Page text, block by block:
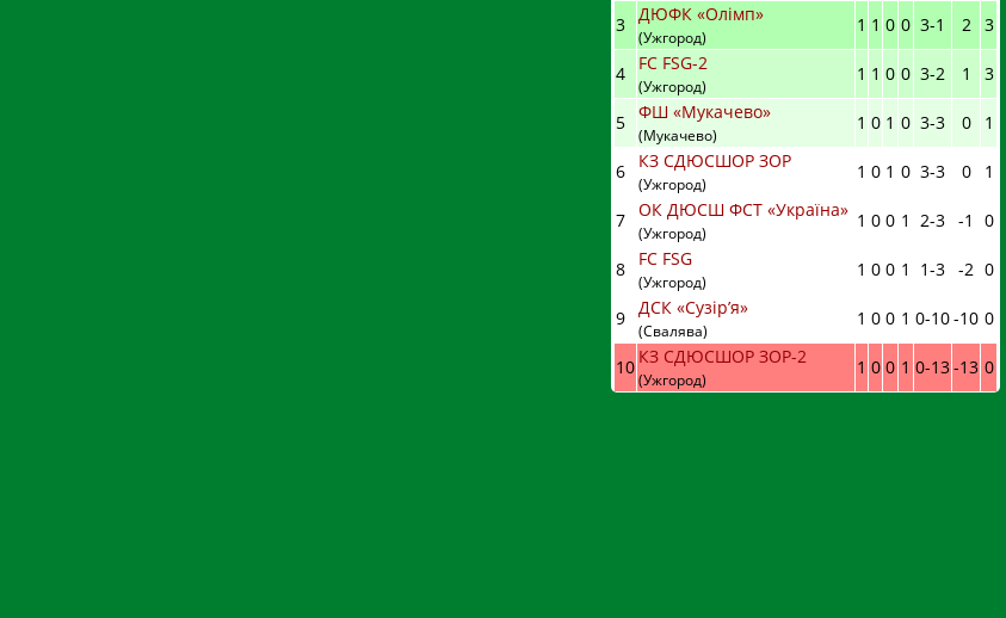
3 ДЮФК «Олімп»
(Ужгород)
1 1 0 0 3-1 2 3
4 FC FSG-2
(Ужгород)
1 1 0 0 3-2 1 3
5 ФШ «Мукачево»
(Мукачево)
1 0 1 0 3-3 0 1
6 КЗ СДЮСШОР ЗОР
(Ужгород)
1 0 1 0 3-3 0 1
7 ОК ДЮСШ ФСТ «Україна»
(Ужгород)
1 0 0 1 2-3 -1 0
8 FC FSG
(Ужгород)
1 0 0 1 1-3 -2 0
9 ДСК «Сузір’я»
(Свалява)
1 0 0 1 0-10-10 0
10 КЗ СДЮСШОР ЗОР-2
(Ужгород)
1 0 0 1 0-13-13 0